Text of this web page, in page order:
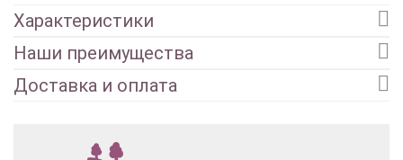
Характеристики
Наши преимущества
Доставка и оплата